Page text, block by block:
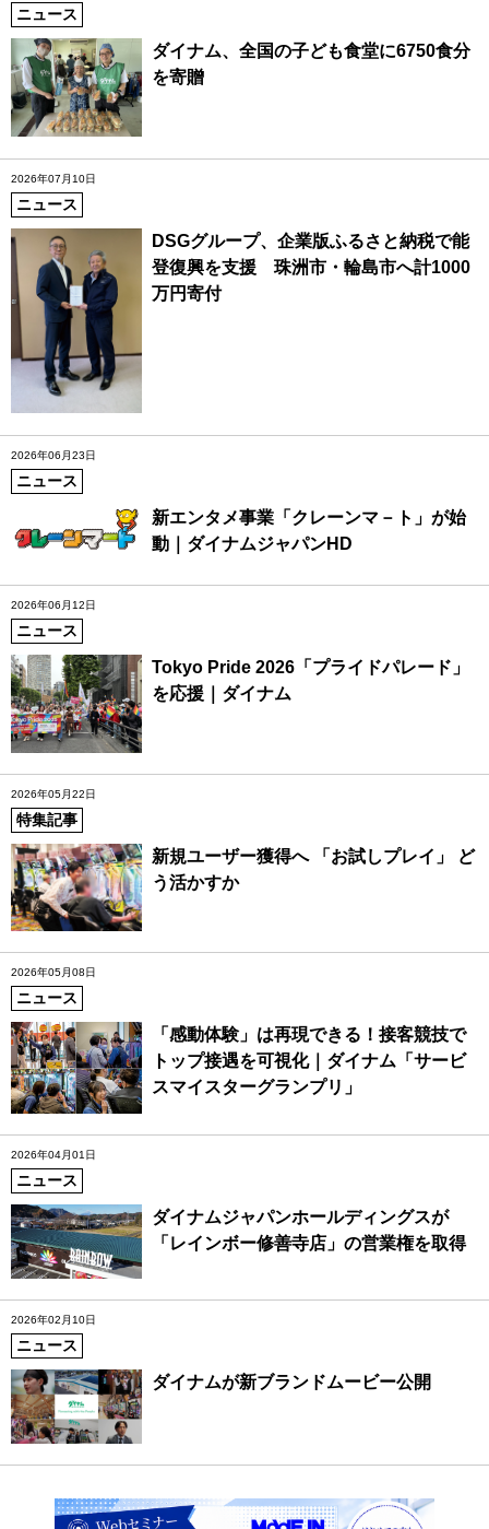
ニュース
ダイナム、全国の子ども食堂に6750食分
を寄贈
2026年07月10日
ニュース
DSGグループ、企業版ふるさと納税で能
登復興を支援 珠洲市・輪島市へ計1000
万円寄付
2026年06月23日
ニュース
新エンタメ事業「クレーンマ－ト」が始
動｜ダイナムジャパンHD
2026年06月12日
ニュース
Tokyo Pride 2026「プライドパレード」
を応援｜ダイナム
2026年05月22日
特集記事
新規ユーザー獲得へ 「お試しプレイ」 ど
う活かすか
2026年05月08日
ニュース
「感動体験」は再現できる！接客競技で
トップ接遇を可視化｜ダイナム「サービ
スマイスターグランプリ」
2026年04月01日
ニュース
ダイナムジャパンホールディングスが
「レインボー修善寺店」の営業権を取得
2026年02月10日
ニュース
ダイナムが新ブランドムービー公開